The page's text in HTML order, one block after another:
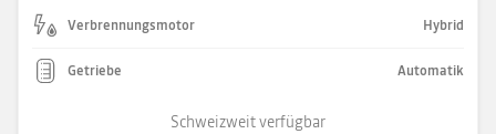
Verbrennungsmotor Hybrid
Getriebe Automatik
Schweizweit verfügbar